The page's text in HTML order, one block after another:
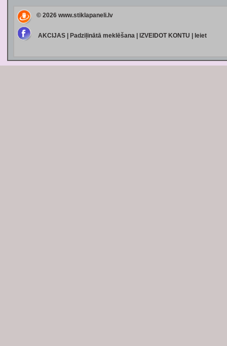
© 2026 www.stiklapaneli.lv
AKCIJAS| Padziļinātā meklēšana| IZVEIDOT KONTU Ieiet